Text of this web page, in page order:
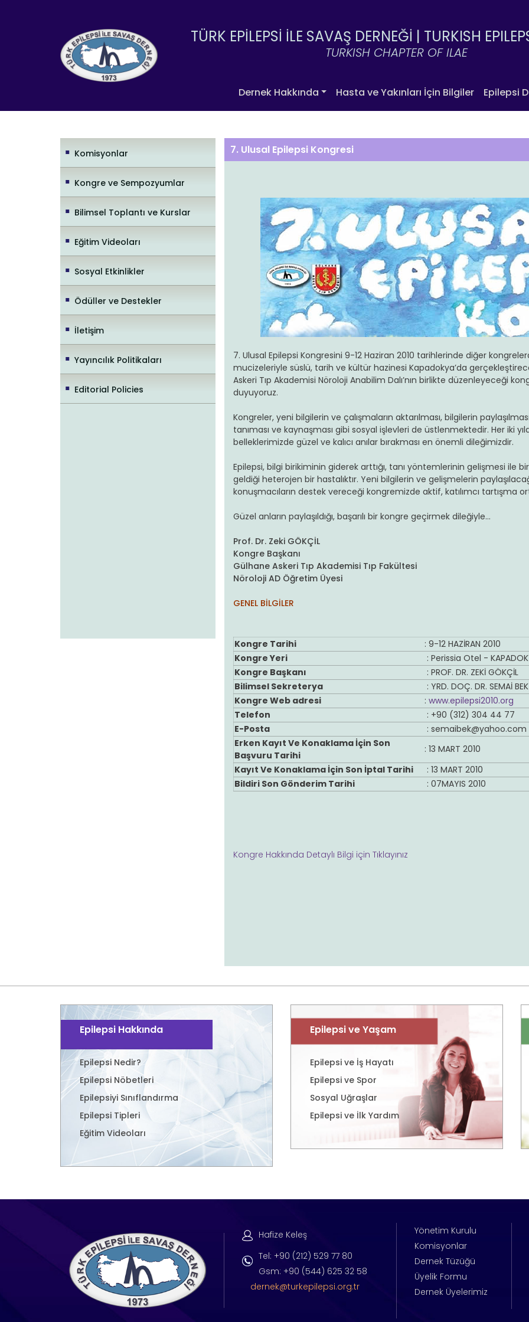
TÜRK EPİLEPSİ İLE SAVAŞ DERNEĞİ | TURKISH
TURKISH CHAPTER OF ILAE
Dernek Hakkında Hasta ve Yakınları İçin Bilgiler Epilepsi
Komisyonlar
Kongre ve Sempozyumlar
Bilimsel Toplantı ve Kurslar
Eğitim Videoları
Sosyal Etkinlikler
Ödüller ve Destekler
İletişim
Yayıncılık Politikaları
Editorial Policies
7. Ulusal Epilepsi Kongresi
7. Ulusal Epilepsi Kongresini 9-12 Haziran 2010 tarihlerinde diğer
mucizeleriyle süslü, tarih ve kültür hazinesi Kapadokya’da
Askeri Tıp Akademisi Nöroloji Anabilim Dalı’nın birlikte düzenleyeceği
duyuyoruz.
Kongreler, yeni bilgilerin ve çalışmaların aktarılması, bilgilerin
tanıması ve kaynaşması gibi sosyal işlevleri de üstlenmektedir. Her iki
belleklerimizde güzel ve kalıcı anılar bırakması en önemli dileğimizdir.
Epilepsi, bilgi birikiminin giderek arttığı, tanı yöntemlerinin gelişmesi ile
geldiği heterojen bir hastalıktır. Yeni bilgilerin ve gelişmelerin
konuşmacıların destek vereceği kongremizde aktif, katılımcı tartışma
Güzel anların paylaşıldığı, başarılı bir kongre geçirmek dileğiyle…
Prof. Dr. Zeki GÖKÇİL
Kongre Başkanı
Gülhane Askeri Tıp Akademisi Tıp Fakültesi
Nöroloji AD Öğretim Üyesi
GENEL BİLGİLER
Kongre Tarihi
: 9-12 HAZİRAN 2010
Kongre Yeri
: Perissia Otel -
Kongre Başkanı
: PROF. DR. ZEKİ GÖKÇİL
Bilimsel Sekreterya
: YRD. DOÇ. DR. SEMAİ BEK
Kongre Web adresi
: www.epilepsi2010.org
Telefon
: +90 (312) 304 44 77
E-Posta
: semaibek@yahoo.com
Erken Kayıt Ve Konaklama İçin Son
Başvuru Tarihi
: 13 MART 2010
Kayıt Ve Konaklama İçin Son İptal Tarihi
: 13 MART 2010
Bildiri Son Gönderim Tarihi
: 07MAYIS 2010
Kongre Hakkında Detaylı Bilgi için Tıklayınız
Epilepsi Hakkında
Epilepsi Nedir?
Epilepsi Nöbetleri
Epilepsiyi Sınıflandırma
Epilepsi Tipleri
Eğitim Videoları
Epilepsi ve Yaşam
Epilepsi ve İş Hayatı
Epilepsi ve Spor
Sosyal Uğraşlar
Epilepsi ve İlk Yardım
Hafize Keleş
Tel: +90 (212) 529 77 80
Gsm: +90 (544) 625 32 58
dernek@turkepilepsi.org.tr
Yönetim Kurulu
Komisyonlar
Dernek Tüzüğü
Üyelik Formu
Dernek Üyelerimiz